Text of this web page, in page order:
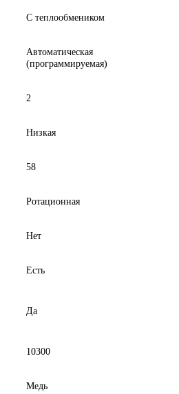
С теплообмеником
Автоматическая
(программируемая)
2
Низкая
58
Ротационная
Нет
Есть
Да
10300
Медь